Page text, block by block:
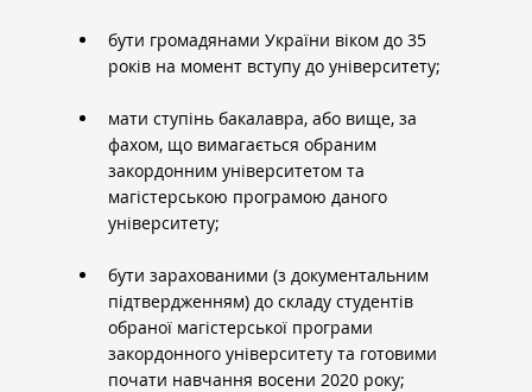
бути громадянами України віком до 35
років на момент вступу до університету;
мати ступінь бакалавра, або вище, за
фахом, що вимагається обраним
закордонним університетом та
магістерською програмою даного
університету;
бути зарахованими (з документальним
підтвердженням) до складу студентів
обраної магістерської програми
закордонного університету та готовими
почати навчання восени 2020 року;